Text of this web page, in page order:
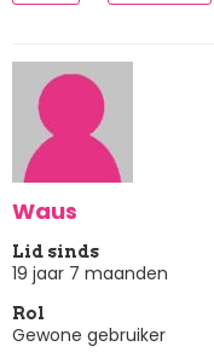
Waus
Lid sinds
19 jaar 7 maanden
Rol
Gewone gebruiker